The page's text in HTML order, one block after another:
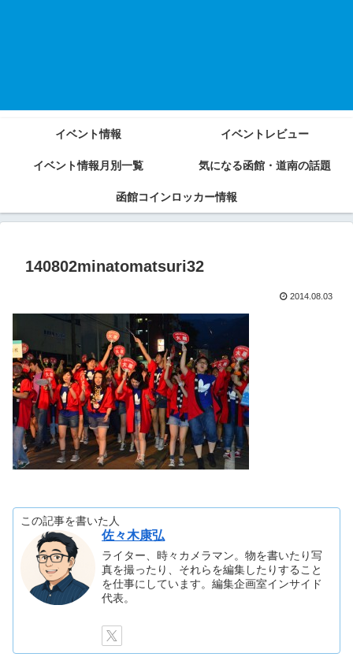
イベント情報 イベントレビュー
イベント情報月別一覧 気になる函館・道南の話題
函館コインロッカー情報
140802minatomatsuri32
2014.08.03
この記事を書いた人
佐々木康弘
ライター、時々カメラマン。物を書いたり写
真を撮ったり、それらを編集したりすること
を仕事にしています。編集企画室インサイド
代表。